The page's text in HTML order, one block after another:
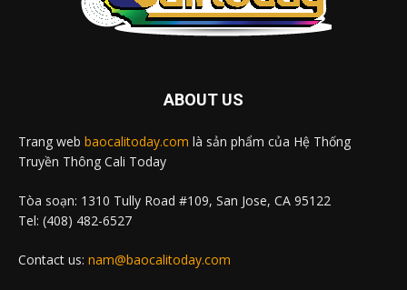
ABOUT US
Trang web baocalitoday.com là sản phẩm của Hệ Thống
Truyền Thông Cali Today
Tòa soạn: 1310 Tully Road #109, San Jose, CA 95122
Tel: (408) 482-6527
Contact us: nam@baocalitoday.com